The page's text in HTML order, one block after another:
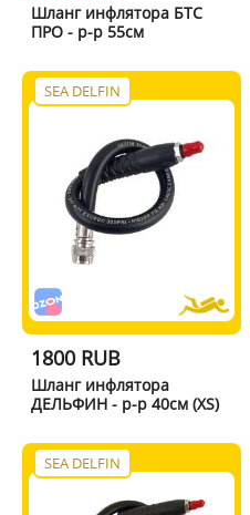
Шланг инфлятора БТС
ПРО - р-р 55см
SEA DELFIN
1800 RUB
Шланг инфлятора
ДЕЛЬФИН - р-р 40см (XS)
SEA DELFIN